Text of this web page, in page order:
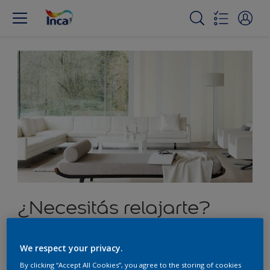
¿Necesitás relajarte?
We respect your privacy.
By clicking “Accept All Cookies”, you agree to the storing of cookies